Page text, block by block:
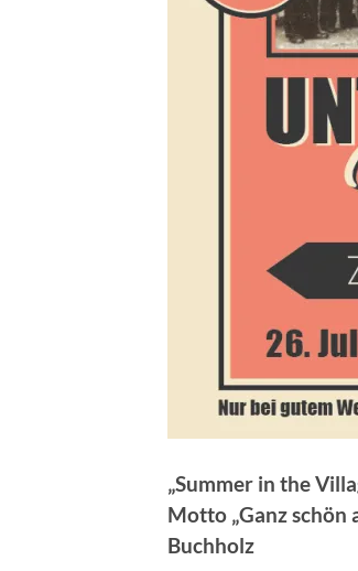
„Summer in the
Motto „Ganz schön
Buchholz